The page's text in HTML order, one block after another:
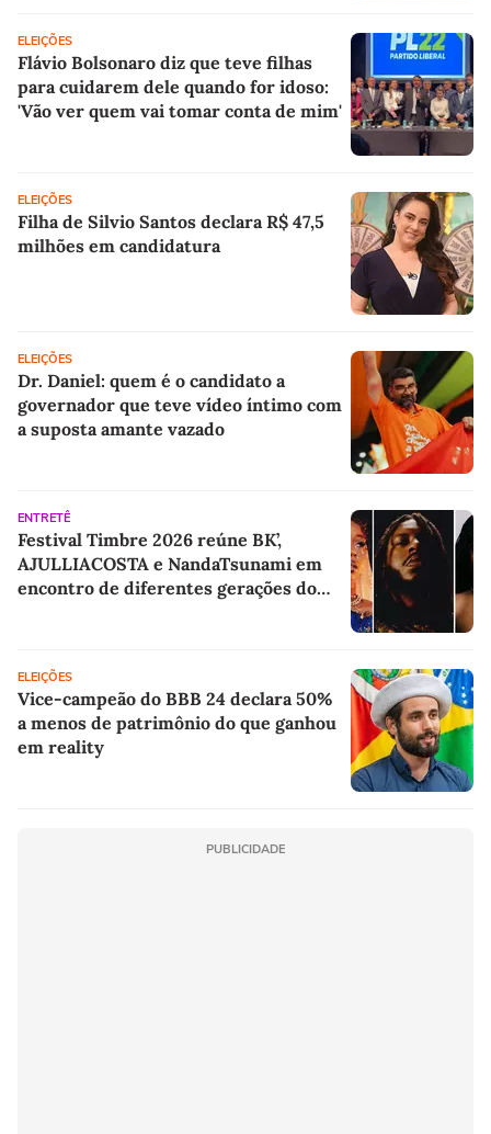
ELEIÇÕES
Flávio Bolsonaro diz que teve filhas
para cuidarem dele quando for idoso:
'Vão ver quem vai tomar conta de mim'
ELEIÇÕES
Filha de Silvio Santos declara R$ 47,5
milhões em candidatura
ELEIÇÕES
Dr. Daniel: quem é o candidato a
governador que teve vídeo íntimo com
a suposta amante vazado
ENTRETÊ
Festival Timbre 2026 reúne BK’,
AJULLIACOSTA e NandaTsunami em
encontro de diferentes gerações do
ELEIÇÕES
Vice-campeão do BBB 24 declara 50%
a menos de patrimônio do que ganhou
em reality
PUBLICIDADE